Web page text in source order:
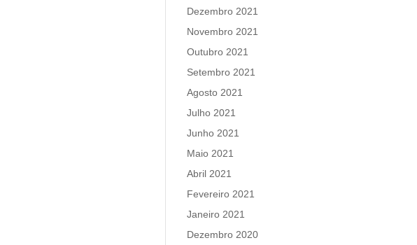
Dezembro 2021
Novembro 2021
Outubro 2021
Setembro 2021
Agosto 2021
Julho 2021
Junho 2021
Maio 2021
Abril 2021
Fevereiro 2021
Janeiro 2021
Dezembro 2020